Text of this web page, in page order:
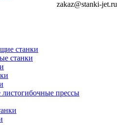
zakaz@stanki-jet.ru
станки
станки
листогибочные прессы